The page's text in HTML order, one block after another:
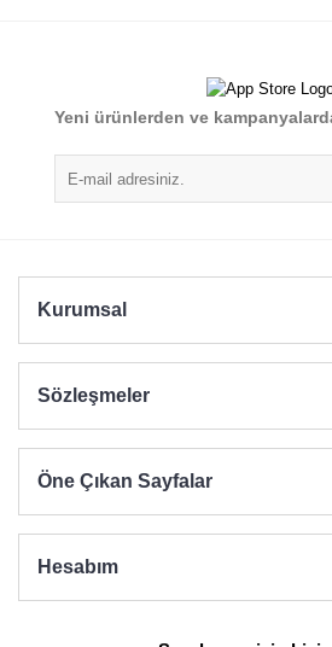
Yorum Yaz
Ürün resmi kalitesiz, bozuk veya
Ürün açıklamasında eksik bilgiler
Ürün bilgilerinde hatalar bulunuyor.
Yeni ürünlerden ve
Kurumsal
Sözleşmeler
Öne Çıkan Sayfalar
Hesabım